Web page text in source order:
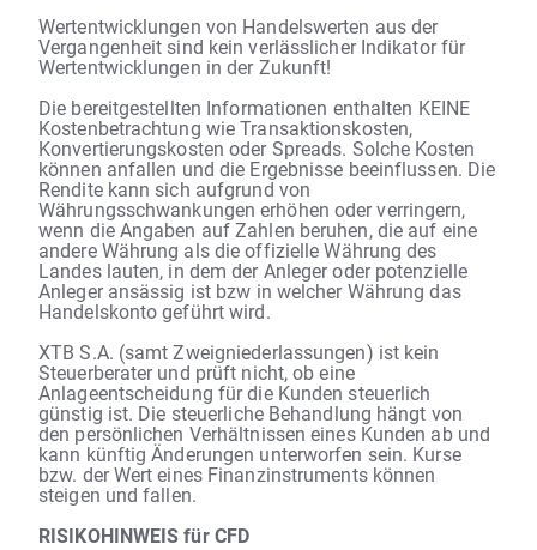
Wertentwicklungen von Handelswerten aus der
Vergangenheit sind kein verlässlicher Indikator für
Wertentwicklungen in der Zukunft!
Die bereitgestellten Informationen enthalten KEINE
Kostenbetrachtung wie Transaktionskosten,
Konvertierungskosten oder Spreads. Solche Kosten
können anfallen und die Ergebnisse beeinflussen. Die
Rendite kann sich aufgrund von
Währungsschwankungen erhöhen oder verringern,
wenn die Angaben auf Zahlen beruhen, die auf eine
andere Währung als die offizielle Währung des
Landes lauten, in dem der Anleger oder potenzielle
Anleger ansässig ist bzw in welcher Währung das
Handelskonto geführt wird.
XTB S.A. (samt Zweigniederlassungen) ist kein
Steuerberater und prüft nicht, ob eine
Anlageentscheidung für die Kunden steuerlich
günstig ist. Die steuerliche Behandlung hängt von
den persönlichen Verhältnissen eines Kunden ab und
kann künftig Änderungen unterworfen sein. Kurse
bzw. der Wert eines Finanzinstruments können
steigen und fallen.
RISIKOHINWEIS für CFD